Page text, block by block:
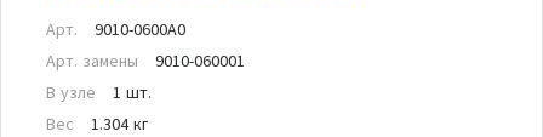
Арт.
9010-0600A0
Арт. замены
9010-060001
В узле
1 шт.
Вес
1.304 кг